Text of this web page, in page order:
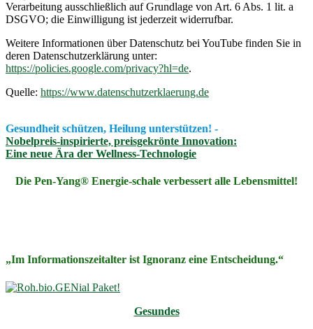
Verarbeitung ausschließlich auf Grundlage von Art. 6 Abs. 1 lit. a
DSGVO; die Einwilligung ist jederzeit widerrufbar.
Weitere Informationen über Datenschutz bei YouTube finden Sie in
deren Datenschutzerklärung unter:
https://policies.google.com/privacy?hl=de.
Quelle: https://www.datenschutzerklaerung.de
Gesundheit schützen, Heilung unterstützen! -
Nobelpreis-inspirierte, preisgekrönte Innovation:
Eine neue Ära der Wellness-Technologie
Die Pen-Yang® Energie-schale verbessert alle Lebensmittel!
„Im Informationszeitalter ist Ignoranz eine Entscheidung.“
Gesundes